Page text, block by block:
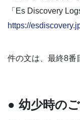
「Es Discovery
https://
件の文は、最終8番
● 幼少時の